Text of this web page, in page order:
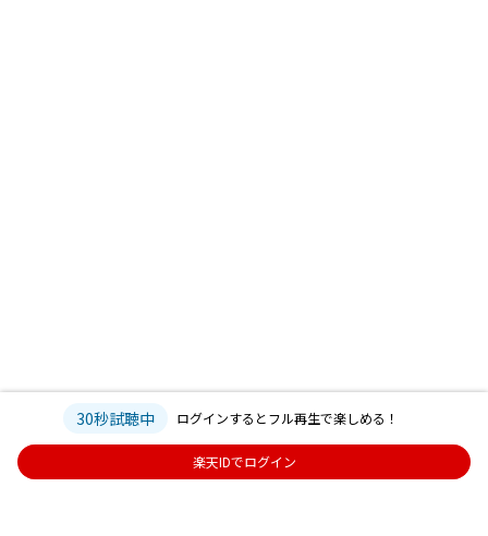
30秒試聴中 ログインするとフル再生で楽しめる！
楽天IDでログイン